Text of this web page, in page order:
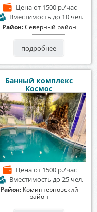
Ценаот 1500 р./час
Вместимость до 10 чел.
Район:Северный район
подробнее
Банный комплекс
Космос
Ценаот 1500 р./час
Вместимость до 25 чел.
Район: Коминтерновский
район